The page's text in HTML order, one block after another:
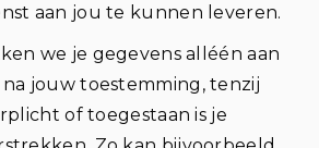
aan jou te kunnen leveren.
we je gegevens alléén aan
jouw toestemming, tenzij
of toegestaan is je